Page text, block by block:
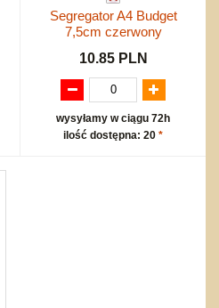
Segregator A4 Budget
7,5cm czerwony
10.85 PLN
wysyłamy w ciągu 72h
ilość dostępna: 20 *